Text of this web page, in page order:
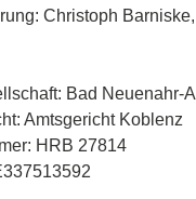
Christoph
Bad Neuenahr-
Amtsgericht Koblenz
HRB 27814